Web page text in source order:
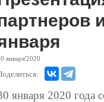
января'2020
января 2020 года